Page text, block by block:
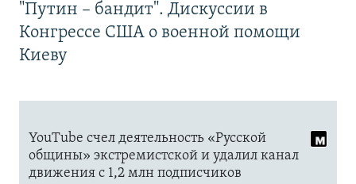
"Путин – бандит". Дискуссии в
Конгрессе США о военной помощи
Киеву